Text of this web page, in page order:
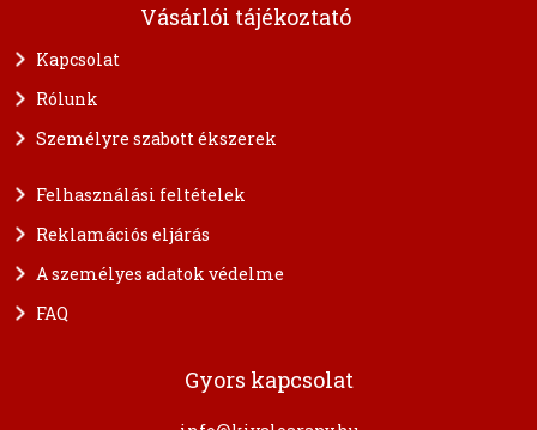
Vásárlói tájékoztató
Kapcsolat
Rólunk
Személyre szabott ékszerek
Felhasználási feltételek
Reklamációs eljárás
A személyes adatok védelme
FAQ
Gyors kapcsolat